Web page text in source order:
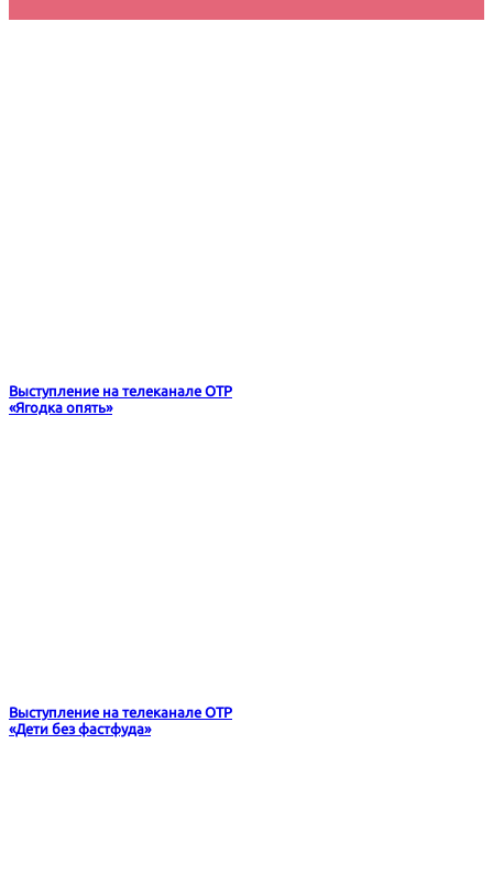
Выступление на телеканале ОТР
«Ягодка опять»
Выступление на телеканале ОТР
«Дети без фастфуда»